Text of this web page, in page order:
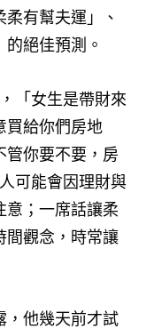
柔有幫夫運」、
的絕佳預測。
「女生是帶財來
買給你們房地
管你要不要，房
可能會因理財與
意；一席話讓柔
間觀念，時常讓
，他幾天前才試